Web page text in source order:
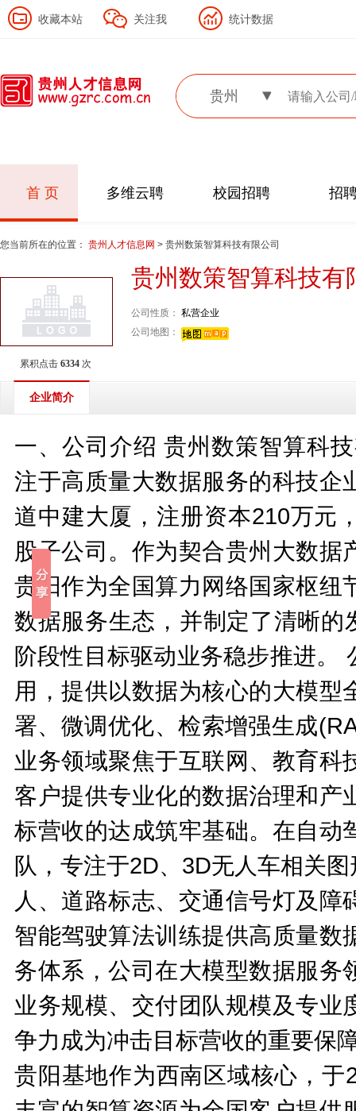
收藏本站 关注我 统计数据
贵州
首 页 多维云聘 校园招聘 招
您当前所在的位置： 贵州人才信息网 > 贵州数策智算科技有限公司
累积点击 6334 次
贵州数策智算科技有
公司性质： 私营企业
公司地图：
企业简介
一、公司介绍 贵州数策智算科
注于高质量大数据服务的科技企
道中建大厦，注册资本210万元
股子公司。作为契合贵州大数
贵阳作为全国算力网络国家枢纽
数据服务生态，并制定了清晰
阶段性目标驱动业务稳步推进。
用，提供以数据为核心的大模
署、微调优化、检索增强生成
业务领域聚焦于互联网、教育科
客户提供专业化的数据治理和产
标营收的达成筑牢基础。在自动
队，专注于2D、3D无人车相关
人、道路标志、交通信号灯及
智能驾驶算法训练提供高质量数
务体系，公司在大模型数据服务
业务规模、交付团队规模及专业
争力成为冲击目标营收的重要保
贵阳基地作为西南区域核心，